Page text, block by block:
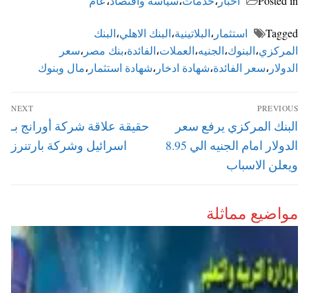
Tagged استثمار ،البلاتينية،البنك الاهلي،البنك
المركزي،البنوك،الجنيه،العملات،الفائدة،بنك مصر ،سعر
الدولار ،سعر الفائدة،شهادة ادخار ،شهادة استثمار ،مال وبنوك
تصفّح
المقالات
PREVIOUS
Previous
post:
البنك المركزي يرفع سعر
الدولار امام الجنيه الي 8.95
ويعلن الاسباب
NEXT
Next
حقيقة علاقة شركة أورانج بـ
اسرائيل وشركة بارتنرز
مواضيع مماثلة